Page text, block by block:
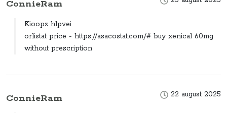
ConnieRam
Kioopz hlpvei
orlistat price - https://asacostat.com/# buy xenical 60mg
without prescription
22 august 2025
ConnieRam